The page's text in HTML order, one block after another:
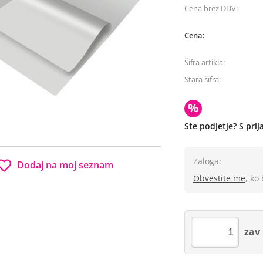
Dodaj na moj seznam
Cena brez DDV:
Cena:
Šifra artikla:
Stara šifra:
%
Ste podjetje? S
Zaloga:
Obvestite me, ko
zav